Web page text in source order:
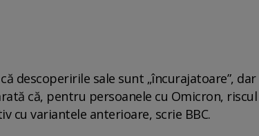
descoperirile sale sunt „încurajatoare”, dar
că, pentru persoanele cu Omicron, riscul
cu variantele anterioare, scrie BBC.